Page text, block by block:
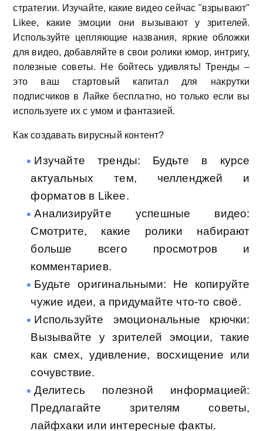
стратегии. Изучайте, какие видео сейчас "взрывают"
Likee, какие эмоции они вызывают у зрителей.
Используйте цепляющие названия, яркие обложки
для видео, добавляйте в свои ролики юмор, интригу,
полезные советы. Не бойтесь удивлять! Тренды –
это ваш стартовый капитал для накрутки
подписчиков в Лайке бесплатно, но только если вы
используете их с умом и фантазией.
Как создавать вирусный контент?
Изучайте тренды: Будьте в курсе
актуальных тем, челленджей и
форматов в Likee.
Анализируйте успешные видео:
Смотрите, какие ролики набирают
больше всего просмотров и
комментариев.
Будьте оригинальными: Не копируйте
чужие идеи, а придумайте что-то своё.
Используйте эмоциональные крючки:
Вызывайте у зрителей эмоции, такие
как смех, удивление, восхищение или
сочувствие.
Делитесь полезной информацией:
Предлагайте зрителям советы,
лайфхаки или интересные факты.